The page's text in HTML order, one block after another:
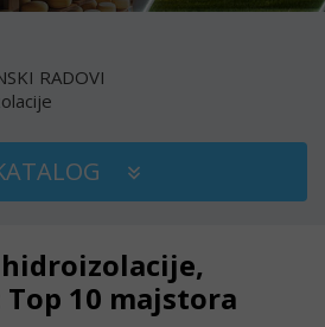
RADOVI
Top 10 majstora